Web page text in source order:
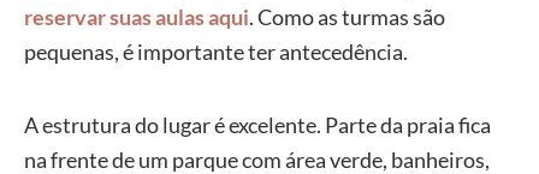
reservar suas aulas aqui. Como as turmas são
pequenas, é importante ter antecedência.
A estrutura do lugar é excelente. Parte da praia fica
na frente de um parque com área verde, banheiros,